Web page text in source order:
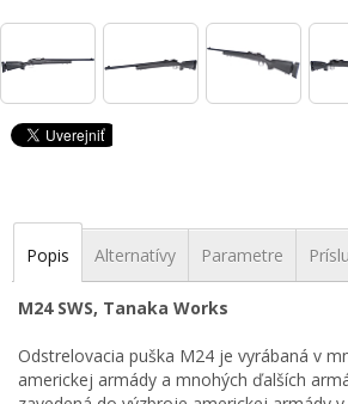
Popis Alternatívy Parametre
M24 SWS, Tanaka Works
Odstrelovacia puška M24 je vyrábaná v
americkej armády a mnohých ďalších